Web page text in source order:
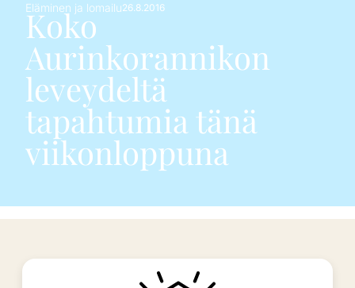
Eläminen ja lomailu26.8.2016
Koko
Aurinkorannikon
leveydeltä
tapahtumia tänä
viikonloppuna